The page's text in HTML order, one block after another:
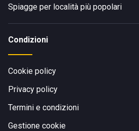
Spiagge per località più popolari
Condizioni
Cookie policy
Privacy policy
Termini e condizioni
Gestione cookie